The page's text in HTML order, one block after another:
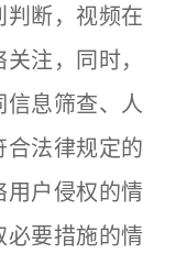
判断，视频在
注，同时，
息筛查、人
合法律规定的
用户侵权的情
必要措施的情